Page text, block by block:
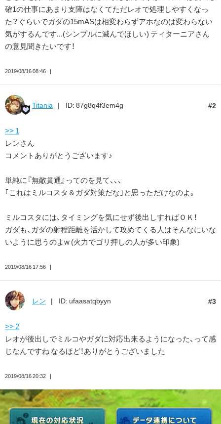
確1の仕事にあまり支障はなくてただレオで処理しやすくなっ
た？ぐらいでガダの15mASは相変わらずアホなのは変わらない
気がするんです...(シンプルに滅んでほしい) ティターニアさん
の意見聞きたいです！
2019/08/16 08:46
2
Titania ID: 87g8q4f3em4g
>> 1
レンさん
コメントありがとうございます♪
単純に『無敵貫通』ってのを見て、、、
｢これはミルコスタ＆ガダ対策だな｣と思っただけなのよ。
ミルコスタには、タイミングを気にせず後出しすればＯＫ！
ガダも、ガダの射程距離を活かして攻めてくる人はそんなにいな
いように思うのよw (火力でゴリ押しの人が多い印象)
2019/08/16 17:56
3
レン ID: ufaasatqbyyn
>> 2
レオが後出しでミルコやガダに対応出来るようになった、って感
じなんですね なるほど！ありがとうございました
2019/08/16 20:32